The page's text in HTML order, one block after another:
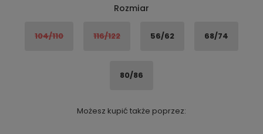
Rozmiar
104/110 116/122 56/62 68/74
80/86
Możesz kupić także poprzez: